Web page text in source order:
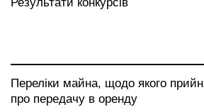
Переліки майна, щодо якого
про передачу в оренду